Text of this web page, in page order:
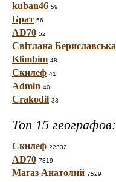
kuban46 59
Брат 56
AD70 52
Світлана Бериславська
Klimbim 48
Скилеф 41
Admin 40
Crakodil 33
Топ 15 географов:
Скилеф 22332
AD70 7819
Магаз Анатолий 7529